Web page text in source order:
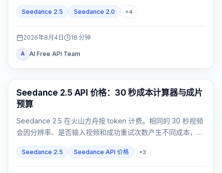
Seedance 2.5 Seedance 2.0 +4
2026年8月4日 18 分钟
A AI Free API Team
AI 视频生成
Seedance 2.5 API 价格：30 秒成本计算器与成片
预算
Seedance 2.5 在火山方舟按 token 计费。相同的 30 秒视频
会因分辨率、是否输入视频和成功重试次数产生不同成本，不
Seedance 2.5 Seedance API 价格 +3